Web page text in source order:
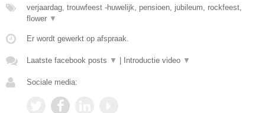
verjaardag, trouwfeest -huwelijk, pensioen, jubileum, rockfeest,
flower ▼
Er wordt gewerkt op afspraak.
Laatste facebook posts ▼ Introductie video ▼
Sociale media: